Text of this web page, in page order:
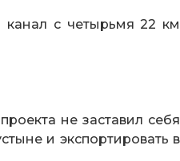
канал с четырьмя 22 км
не заставил себя
и экспортировать в